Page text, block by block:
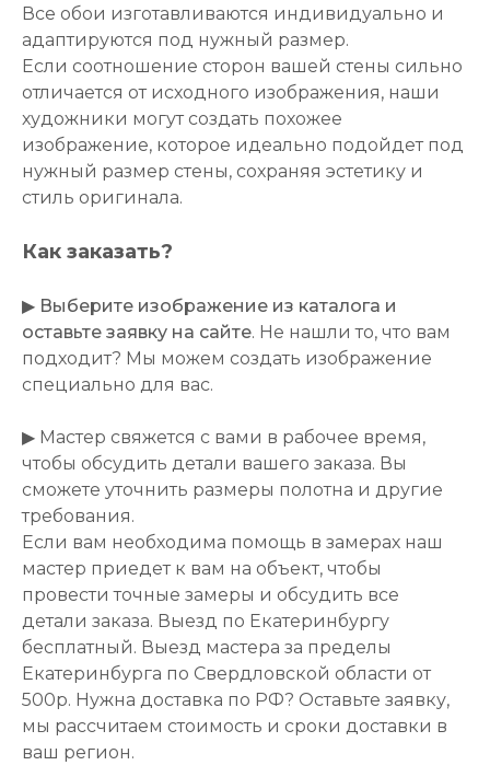
Все обои изготавливаются индивидуально и
адаптируются под нужный размер.
Если соотношение сторон вашей стены сильно
отличается от исходного изображения, наши
художники могут создать похожее
изображение, которое идеально подойдет под
нужный размер стены, сохраняя эстетику и
стиль оригинала.
Как заказать?
▶ Выберите изображение из каталога и
оставьте заявку на сайте. Не нашли то, что вам
подходит? Мы можем создать изображение
специально для вас.
▶ Мастер свяжется с вами в рабочее время,
чтобы обсудить детали вашего заказа. Вы
сможете уточнить размеры полотна и другие
требования.
Если вам необходима помощь в замерах наш
мастер приедет к вам на объект, чтобы
провести точные замеры и обсудить все
детали заказа. Выезд по Екатеринбургу
бесплатный. Выезд мастера за пределы
Екатеринбурга по Свердловской области от
500р. Нужна доставка по РФ? Оставьте заявку,
мы рассчитаем стоимость и сроки доставки в
ваш регион.